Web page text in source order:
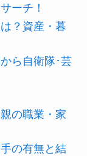
ーチ！
？資産・暮
ら自衛隊･芸
の職業・家
の有無と結